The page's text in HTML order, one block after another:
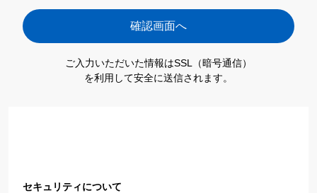
ご入力いただいた情報はSSL（暗号通信）
を利用して安全に送信されます。
セキュリティについて